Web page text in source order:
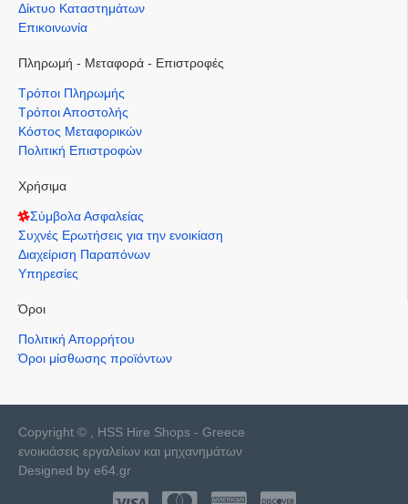
Δίκτυο Καταστημάτων
Επικοινωνία
Πληρωμή - Μεταφορά - Επιστροφές
Τρόποι Πληρωμής
Τρόποι Αποστολής
Κόστος Μεταφορικών
Πολιτική Επιστροφών
Χρήσιμα
Σύμβολα Ασφαλείας
Συχνές Ερωτήσεις για την ενοικίαση
Διαχείριση Παραπόνων
Υπηρεσίες
Όροι
Πολιτική Απορρήτου
Όροι μίσθωσης προϊόντων
Copyright © , HSS Hire Shops - Greece
ενοικιάσεις εργαλείων και μηχανημάτων
Designed by e64.gr